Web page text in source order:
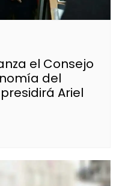
el Consejo
del
Ariel